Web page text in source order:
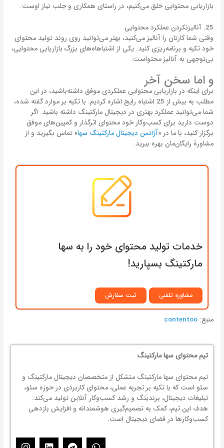
بازاریابی محتوایی خلق می‌کنیم، در راستای همکاری و جلب نیاز اوست.
25. آنالیز‌نکردن عملکرد محتوایی
وقتی شما کارتان را آنالیز می‌کنید، بهتر می‌توانید روی روند تولید محتوای
خود تکیه و برنامه‌ریزی کنید. یکی از اشتباهاه‌های بزرگ بازاریابی محتوایی،
بی‌توجهی به آنالیز محتواست.
و اما سخن آخر
برای اینکه در بازاریابی محتوایی عملکردی موفق داشته‌باشید، در این
مطلب به بیش از 25 اشتباه رایج اشاره کردیم. با تکیه بر موارد گفته شده،
شما می‌توانید عملکرد بهتری در دیجیتال مارکتینگ داشته باشید. اگر
دوست دارید برای کسب‌وکار خود محتوای اثرگذار و کمپین‌های موفق
برگزار کنید، با ما در «آژانس دیجیتال مارکتینگ سها» تماس بگیرید و از
مشاورۀ رایگان‌مان بهره ببرید.
خدمات تولید محتوای خود را به سها
مارکتینگ بسپارید!
مشاوره تلفنی ثبت سفارش
منبع:contentoo
تیم محتوای سها مارکتینگ
تیم محتوای سها مارکتینگ متشکل از متخصصان دیجیتال مارکتینگ و
سئو است که با تکیه بر تجربه عملی، محتوای کاربردی در حوزه سئو،
تبلیغات دیجیتال، برندینگ و رشد کسب‌وکار آنلاین تولید می‌کند.
هدف این تیم، کمک به تصمیم‌گیری هوشمندانه و افزایش بازدهی
کسب‌وکارها در فضای دیجیتال است.